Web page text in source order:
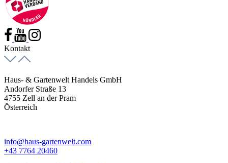
Kontakt
Haus- & Gartenwelt Handels GmbH
Andorfer Straße 13
4755 Zell an der Pram
Österreich
info@haus-gartenwelt.com
+43 7764 20460